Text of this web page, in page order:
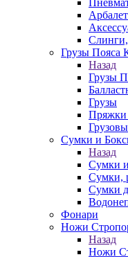
Грузы Пояса
Назад
Грузы
Грузы
Пряжки
Сумки и
Назад
Сумки
Сумки,
Сумки
Фонари
Ножи
Назад
Ножи